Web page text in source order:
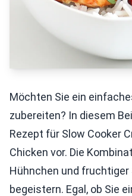
Möchten Sie ein
zubereiten? In diesem
Rezept für Slow Cooker
Chicken vor. Die
Hühnchen und fruchtiger
begeistern. Egal, ob Sie